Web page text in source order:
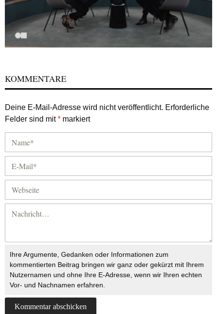
KOMMENTARE
Deine E-Mail-Adresse wird nicht veröffentlicht. Erforderliche
Felder sind mit* markiert
Ihre Argumente, Gedanken oder Informationen zum
kommentierten Beitrag bringen wir ganz oder gekürzt mit Ihrem
Nutzernamen und ohne Ihre E-Adresse, wenn wir Ihren echten
Vor- und Nachnamen erfahren.